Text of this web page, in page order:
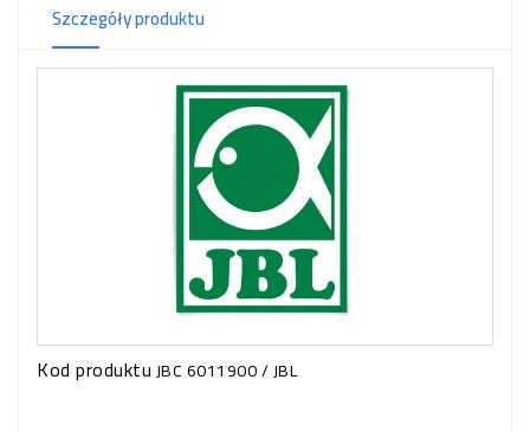
Szczegóły produktu
Kod produktuJBC 6011900 / JBL